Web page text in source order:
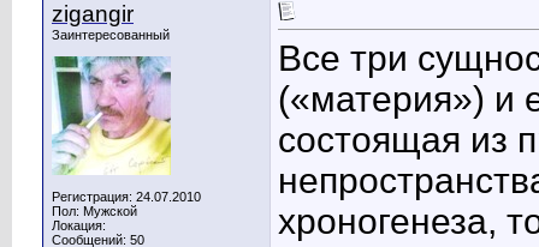
zigangir
Заинтересованный
Регистрация: 24.07.2010
Пол: Мужской
Локация:
Сообщений: 50
Все три
(«материя») и
состоящая из
хроногенеза,